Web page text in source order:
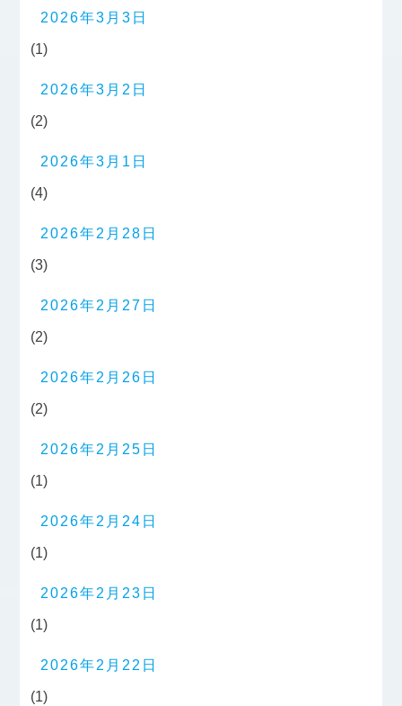
2026年3月3日
(1)
2026年3月2日
(2)
2026年3月1日
(4)
2026年2月28日
(3)
2026年2月27日
(2)
2026年2月26日
(2)
2026年2月25日
(1)
2026年2月24日
(1)
2026年2月23日
(1)
2026年2月22日
(1)